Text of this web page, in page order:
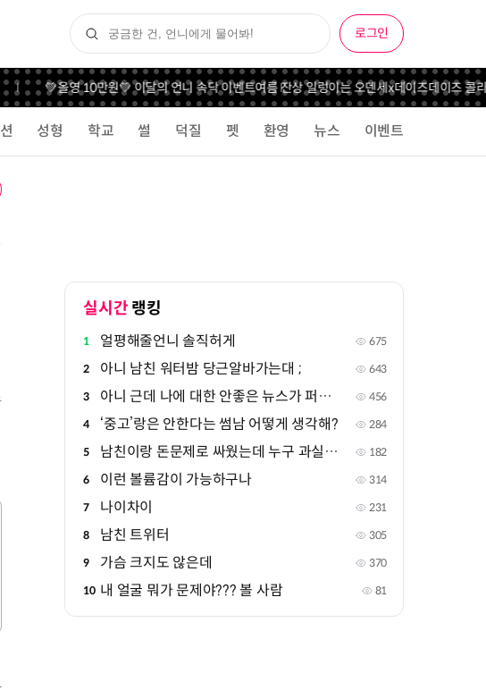
로그인
💚올영 10만원💚 이달의 언니 속닥 이벤트여름 잔상 일렁이는 오덴세x데이즈데이즈 콜라
성형 학교 썰 덕질 펫 환영 뉴스 이벤트
실시간 랭킹
1 얼평해줄언니 솔직허게 675
2 아니 남친 워터밤 당근알바가는대 ; 643
3 아니 근데 나에 대한 안좋은 뉴스가 퍼진 상태인데 456
4 ‘중고’랑은 안한다는 썸남 어떻게 생각해? 284
5 남친이랑 돈문제로 싸웠는데 누구 과실같아? 182
6 이런 볼륨감이 가능하구나 314
7 나이차이 231
8 남친 트위터 305
9 가슴 크지도 않은데 370
10 내 얼굴 뭐가 문제야??? 볼 사람 81